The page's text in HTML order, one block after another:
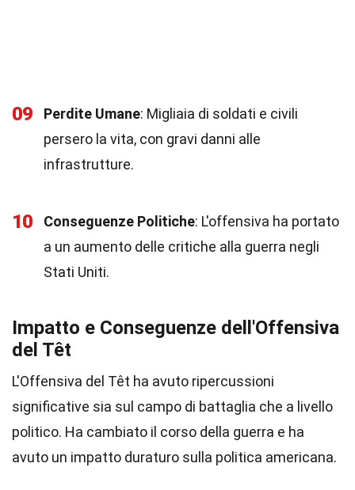
09 Perdite Umane: Migliaia di soldati e civili
persero la vita, con gravi danni alle
infrastrutture.
10 Conseguenze Politiche: L'offensiva ha portato
a un aumento delle critiche alla guerra negli
Stati Uniti.
Impatto e Conseguenze dell'Offensiva
del Têt
L'Offensiva del Têt ha avuto ripercussioni
significative sia sul campo di battaglia che a livello
politico. Ha cambiato il corso della guerra e ha
avuto un impatto duraturo sulla politica americana.